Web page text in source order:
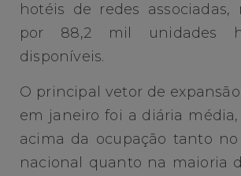
hotéis de redes associadas,
por 88,2 mil unidades
disponíveis.
O principal vetor de
em janeiro foi a diária média,
acima da ocupação tanto
nacional quanto na maioria